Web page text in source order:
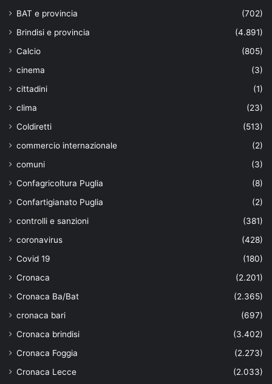
BAT e provincia
(702)
Brindisi e provincia
(4.891)
Calcio
(805)
cinema
(3)
cittadini
(1)
clima
(23)
Coldiretti
(513)
commercio internazionale
(2)
comuni
(3)
Confagricoltura Puglia
(8)
Confartigianato Puglia
(2)
controlli e sanzioni
(381)
coronavirus
(428)
Covid 19
(180)
Cronaca
(2.201)
Cronaca Ba/Bat
(2.365)
cronaca bari
(697)
Cronaca brindisi
(3.402)
Cronaca Foggia
(2.273)
Cronaca Lecce
(2.033)